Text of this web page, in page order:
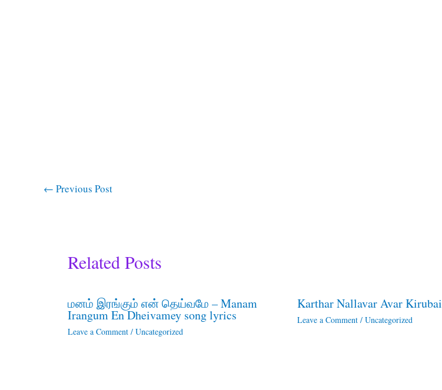
← Previous Post
Related Posts
மனம் இரங்கும் என் தெய்வமே – Manam
Irangum En Dheivamey song lyrics
Leave a Comment / Uncategorized
Karthar Nallavar Avar Kirubai
Leave a Comment / Uncategorized